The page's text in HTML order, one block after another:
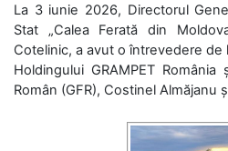
La 3 iunie 2026, Directorul
Stat „Calea Ferată din
Cotelinic, a avut o întrevedere
Holdingului GRAMPET
Român (GFR), Costinel Almăjanu